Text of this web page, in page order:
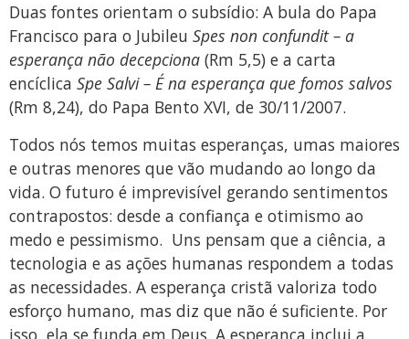
Duas fontes orientam o subsídio: A bula do Papa
Francisco para o Jubileu Spes non confundit – a
esperança não decepciona (Rm 5,5) e a carta
encíclica Spe Salvi – É na esperança que fomos salvos
(Rm 8,24), do Papa Bento XVI, de 30/11/2007.
Todos nós temos muitas esperanças, umas maiores
e outras menores que vão mudando ao longo da
vida. O futuro é imprevisível gerando sentimentos
contrapostos: desde a confiança e otimismo ao
medo e pessimismo. Uns pensam que a ciência, a
tecnologia e as ações humanas respondem a todas
as necessidades. A esperança cristã valoriza todo
esforço humano, mas diz que não é suficiente. Por
isso, ela se funda em Deus. A esperança inclui a